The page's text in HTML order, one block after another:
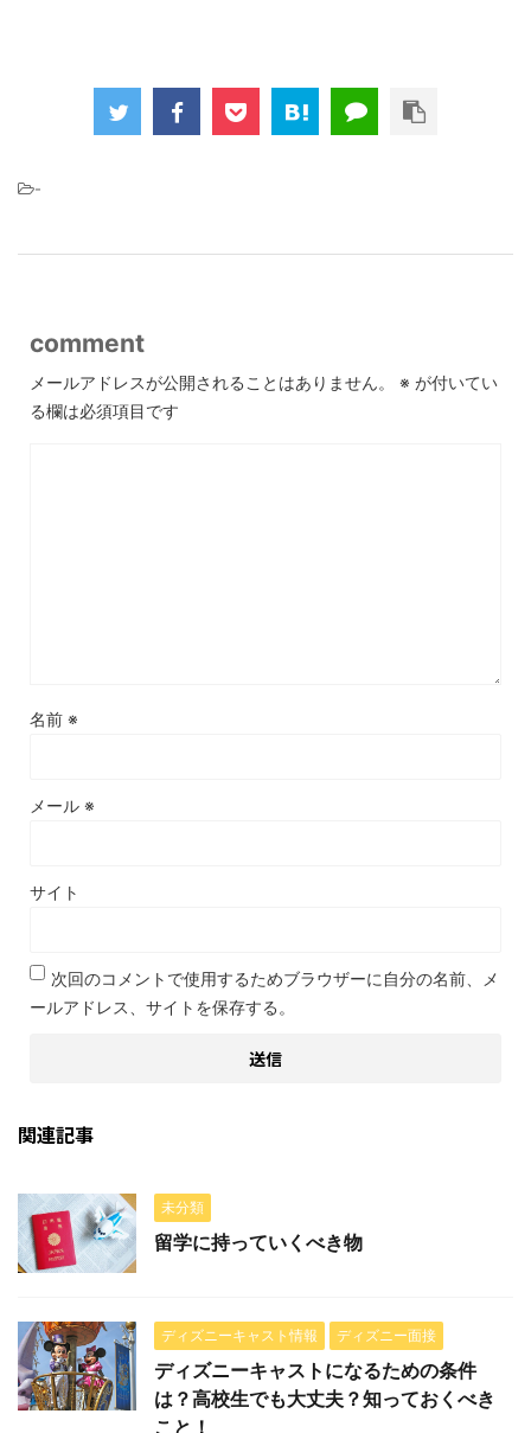
-
comment
メールアドレスが公開されることはありません。 ※ が付いてい
る欄は必須項目です
名前 ※
メール ※
サイト
次回のコメントで使用するためブラウザーに自分の名前、メ
ールアドレス、サイトを保存する。
関連記事
未分類
留学に持っていくべき物
ディズニーキャスト情報 ディズニー面接
ディズニーキャストになるための条件
は？高校生でも大丈夫？知っておくべき
こと！